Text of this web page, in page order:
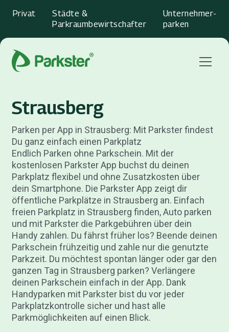
Privat
Städte &
Parkraumbewirtschafter
Unternehmer­
parken
Menu
Strausberg
Parken per App in Strausberg: Mit Parkster findest
Du ganz einfach einen Parkplatz
Endlich Parken ohne Parkschein. Mit der
kostenlosen Parkster App buchst du deinen
Parkplatz flexibel und ohne Zusatzkosten über
dein Smartphone. Die Parkster App zeigt dir
öffentliche Parkplätze in Strausberg an. Einfach
freien Parkplatz in Strausberg finden, Auto parken
und mit Parkster die Parkgebühren über dein
Handy zahlen. Du fährst früher los? Beende deinen
Parkschein frühzeitig und zahle nur die genutzte
Parkzeit. Du möchtest spontan länger oder gar den
ganzen Tag in Strausberg parken? Verlängere
deinen Parkschein einfach in der App. Dank
Handyparken mit Parkster bist du vor jeder
Parkplatzkontrolle sicher und hast alle
Parkmöglichkeiten auf einen Blick.